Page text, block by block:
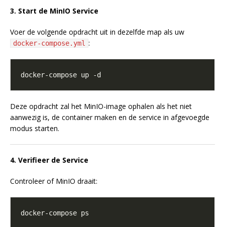
3. Start de MinIO Service
Voer de volgende opdracht uit in dezelfde map als uw
docker-compose.yml :
Deze opdracht zal het MinIO-image ophalen als het niet
aanwezig is, de container maken en de service in afgevoegde
modus starten.
4. Verifieer de Service
Controleer of MinIO draait: